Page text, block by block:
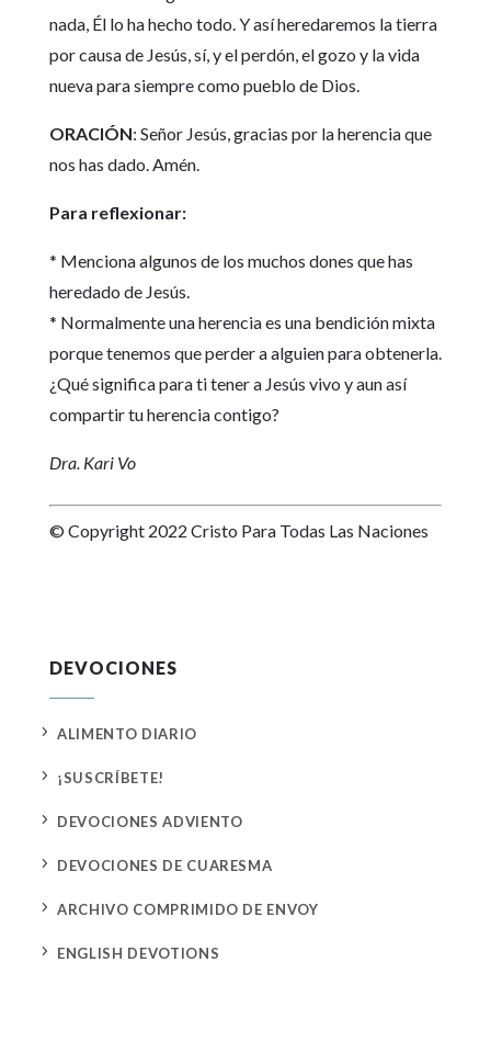
nada, Él lo ha hecho todo. Y así heredaremos la tierra
por causa de Jesús, sí, y el perdón, el gozo y la vida
nueva para siempre como pueblo de Dios.
ORACIÓN: Señor Jesús, gracias por la herencia que
nos has dado. Amén.
Para reflexionar:
* Menciona algunos de los muchos dones que has
heredado de Jesús.
* Normalmente una herencia es una bendición mixta
porque tenemos que perder a alguien para obtenerla.
¿Qué significa para ti tener a Jesús vivo y aun así
compartir tu herencia contigo?
Dra. Kari Vo
© Copyright 2022 Cristo Para Todas Las Naciones
DEVOCIONES
5 ALIMENTO DIARIO
5 ¡SUSCRÍBETE!
5 DEVOCIONES ADVIENTO
5 DEVOCIONES DE CUARESMA
5 ARCHIVO COMPRIMIDO DE ENVOY
5 ENGLISH DEVOTIONS